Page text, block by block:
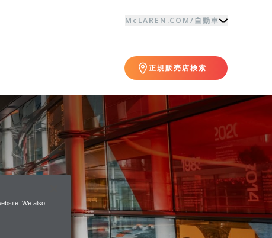
McLAREN.COM/自動車
正規販売店検索
We also